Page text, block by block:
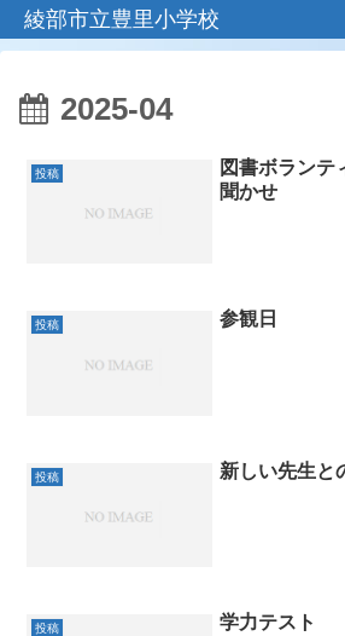
綾部市立豊里小学校
2025-04
投稿
図書ボランテ
聞かせ
投稿 参観日
投稿 新しい先生と
投稿 学力テスト